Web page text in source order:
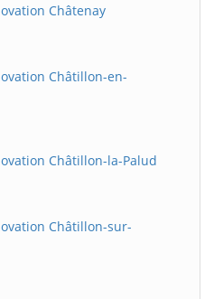
Châtenay
Châtillon-en-
Châtillon-la-Palud
Châtillon-sur-